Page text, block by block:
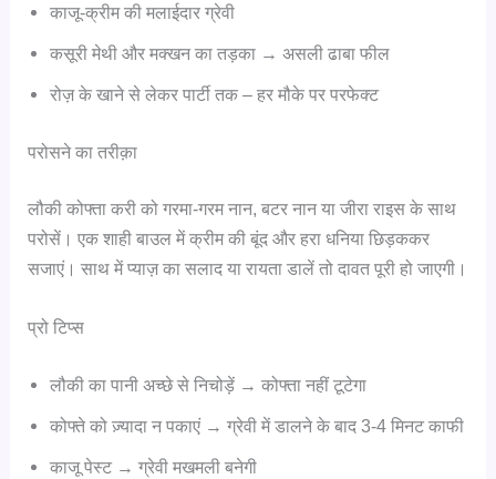
काजू-क्रीम की मलाईदार ग्रेवी
कसूरी मेथी और मक्खन का तड़का → असली ढाबा फील
रोज़ के खाने से लेकर पार्टी तक – हर मौके पर परफेक्ट
परोसने का तरीक़ा
लौकी कोफ्ता करी को गरमा-गरम नान, बटर नान या जीरा राइस के साथ
परोसें। एक शाही बाउल में क्रीम की बूंद और हरा धनिया छिड़ककर
सजाएं। साथ में प्याज़ का सलाद या रायता डालें तो दावत पूरी हो जाएगी।
प्रो टिप्स
लौकी का पानी अच्छे से निचोड़ें → कोफ्ता नहीं टूटेगा
कोफ्ते को ज़्यादा न पकाएं → ग्रेवी में डालने के बाद 3-4 मिनट काफी
काजू पेस्ट → ग्रेवी मखमली बनेगी